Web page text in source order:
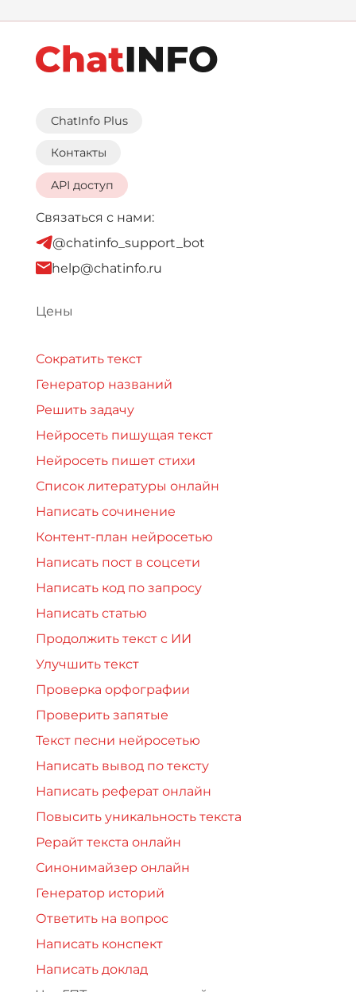
ChatInfo Plus
Контакты
API доступ
Связаться с нами:
@chatinfo_support_bot
help@chatinfo.ru
Цены
Сократить текст
Генератор названий
Решить задачу
Нейросеть пишущая текст
Нейросеть пишет стихи
Список литературы онлайн
Написать сочинение
Контент-план нейросетью
Написать пост в соцсети
Написать код по запросу
Написать статью
Продолжить текст с ИИ
Улучшить текст
Проверка орфографии
Проверить запятые
Текст песни нейросетью
Написать вывод по тексту
Написать реферат онлайн
Повысить уникальность текста
Рерайт текста онлайн
Синонимайзер онлайн
Генератор историй
Ответить на вопрос
Написать конспект
Написать доклад